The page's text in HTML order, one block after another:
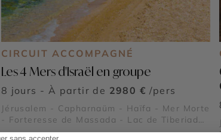
CIRCUIT ACCOMPAGNÉ
Les 4 Mers d'Israël en groupe
8 jours - À partir de 2980 € /pers
Jérusalem - Capharnaüm - Haïfa - Mer Morte
- Forteresse de Massada - Lac de Tiberiade
- Bethléem - Nazareth - Déserts d'Israël